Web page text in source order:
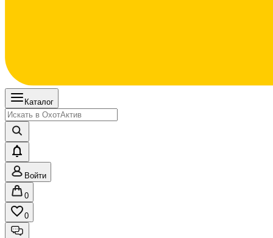
Каталог
Войти
0
0